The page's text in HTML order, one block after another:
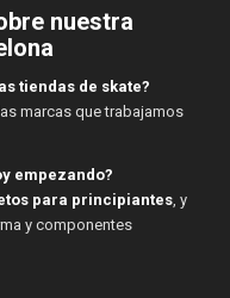
nuestra
tiendas de skate?
marcas que trabajamos
empezando?
para principiantes, y
y componentes